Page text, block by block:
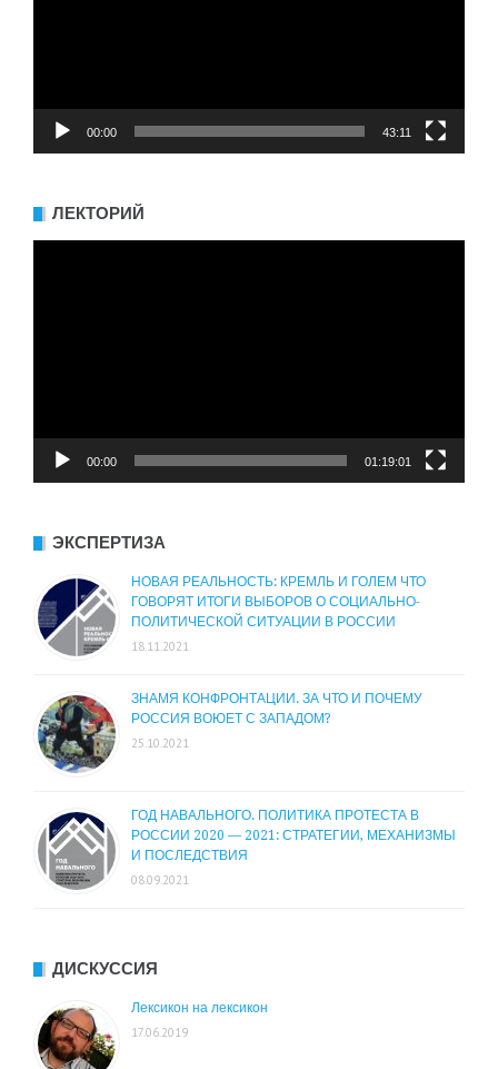
00:00 43:11
ЛЕКТОРИЙ
00:00 01:19:01
ЭКСПЕРТИЗА
НОВАЯ РЕАЛЬНОСТЬ: КРЕМЛЬ И ГОЛЕМ ЧТО
ГОВОРЯТ ИТОГИ ВЫБОРОВ О СОЦИАЛЬНО-
ПОЛИТИЧЕСКОЙ СИТУАЦИИ В РОССИИ
18.11.2021
ЗНАМЯ КОНФРОНТАЦИИ. ЗА ЧТО И ПОЧЕМУ
РОССИЯ ВОЮЕТ С ЗАПАДОМ?
25.10.2021
ГОД НАВАЛЬНОГО. ПОЛИТИКА ПРОТЕСТА В
РОССИИ 2020 — 2021: СТРАТЕГИИ, МЕХАНИЗМЫ
И ПОСЛЕДСТВИЯ
08.09.2021
ДИСКУССИЯ
Лексикон на лексикон
17.06.2019